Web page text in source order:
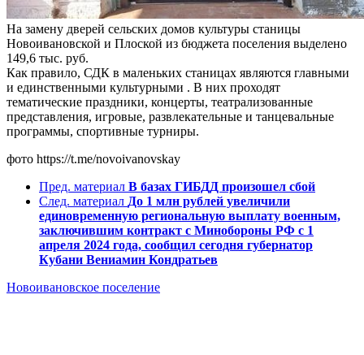
На замену дверей сельских домов культуры станицы
Новоивановской и Плоской из бюджета поселения выделено
149,6 тыс. руб.
Как правило, СДК в маленьких станицах являются главными
и единственными культурными . В них проходят
тематические праздники, концерты, театрализованные
представления, игровые, развлекательные и танцевальные
программы, спортивные турниры.
фото https://t.me/novoivanovskay
Пред. материал В базах ГИБДД произошел сбой
След. материал До 1 млн рублей увеличили
единовременную региональную выплату военным,
заключившим контракт с Минобороны РФ с 1
апреля 2024 года, сообщил сегодня губернатор
Кубани Вениамин Кондратьев
Новоивановское поселение